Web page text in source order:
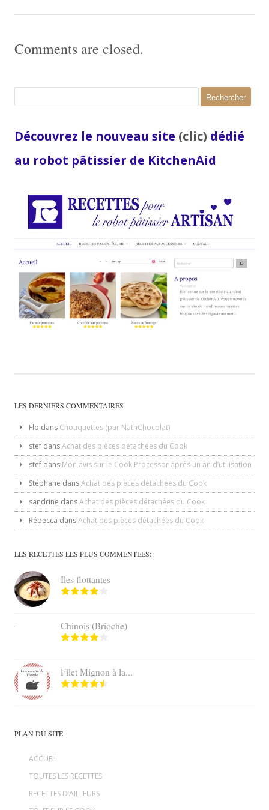
Comments are closed.
Découvrez le nouveau site (clic) dédié
au robot pâtissier de KitchenAid
LES DERNIERS COMMENTAIRES
Flo dans Chouquettes (par NathChocolat)
stef dansAchat des pièces détachées du Cook
stef dans Mon avis sur le Cook Processor après un an d’utilisation
Stéphane dansAchat des pièces détachées du Cook
sandrine dansAchat des pièces détachées du Cook
Rébecca dansAchat des pièces détachées du Cook
LES RECETTES LES PLUS COMMENTÉES:
Iles flottantes
Chinois (Brioche)
Filet Mignon à la...
PLAN DU SITE:
ACCUEIL
TOUTES LES RECETTES
RECETTES D’AILLEURS